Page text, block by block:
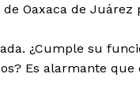
Oaxaca de
¿Cumple su
Es alarmante